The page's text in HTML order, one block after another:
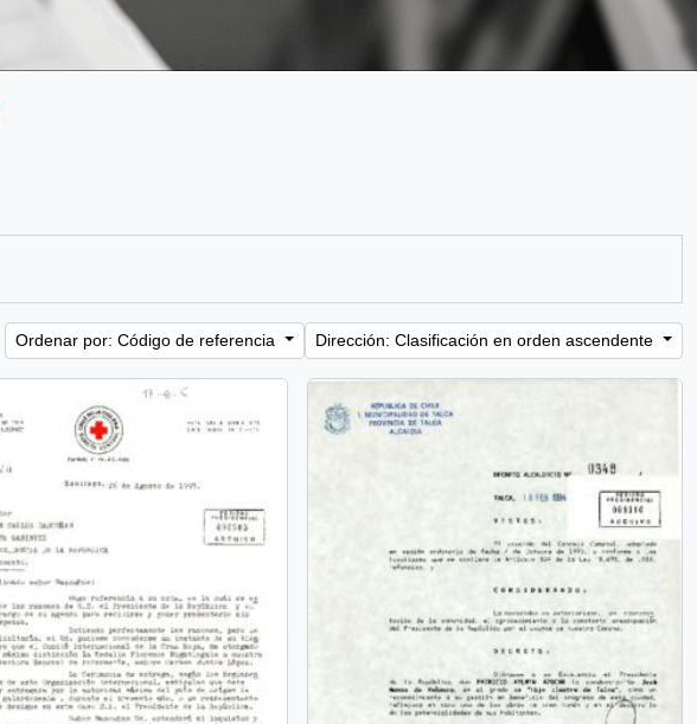
Ordenar por: Código de referencia Dirección: Clasificación en orden ascendente